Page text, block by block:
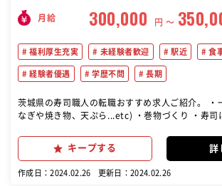
月給 300,000 円 〜
福利厚生充実 未経験者歓迎 駅近 食
経験者優遇 学歴不問 長期
茨城県の寿司職人の転職おすすめ求人ご紹介。 ・一品料理づくり (う
なぎや焼き物、天ぷら...etc) ・巻物づくり ・寿司にぎり 寿
などの幅広い 一品料理も提供しています。 【仕事
んというと、 入社しても裏方で5年は仕込み、 シ
ていうお店も沢山ありますが、 当店では経験年数関係なく、 やる気次
キープする 詳
作成日：2024.02.26 更新日：2024.02.26